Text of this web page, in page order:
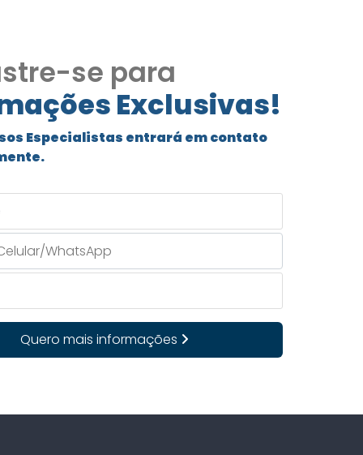
se para
Exclusivas!
Especialistas entrará em contato
Quero mais informações